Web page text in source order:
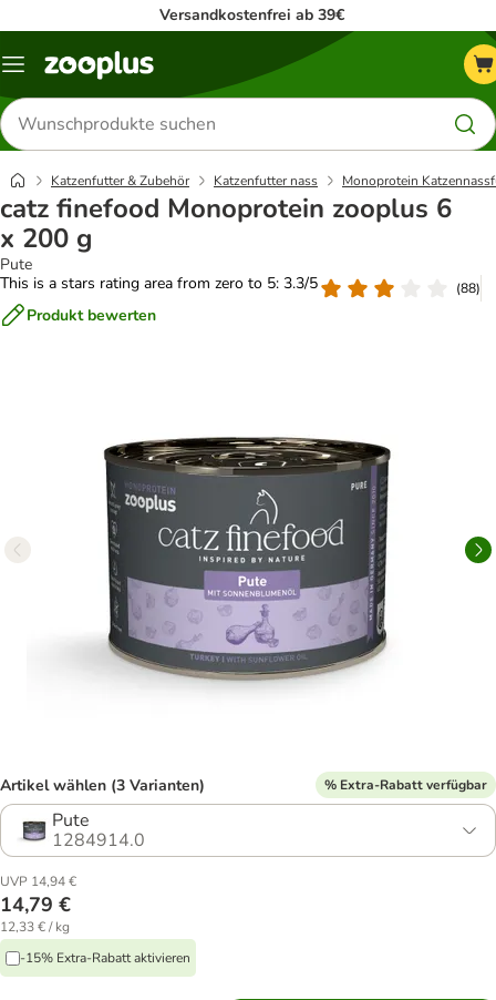
Versandkostenfrei ab 39€
Menü
Produkte
suchen
Katzenfutter & Zubehör Katzenfutter nass Monoprotein
catz finefood Monoprotein zooplus 6
x 200 g
Pute
This is a stars rating area from zero to 5: 3.3/5
(88)
Produkt bewerten
Artikel wählen (3 Varianten) % Extra-Rabatt verfügbar
Pute
1284914.0
UVP 14,94 €
14,79 €
12,33 € / kg
-15% Extra-Rabatt aktivieren